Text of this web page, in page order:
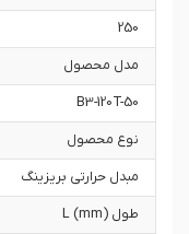
250
مدل محصول
B3-120T-50
نوع محصول
مبدل حرارتی بریزینگ
طول L (mm)